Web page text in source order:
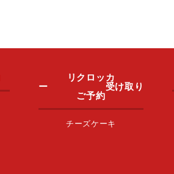
リクロッカ
ー 受け取り
ご予約
チーズケーキ